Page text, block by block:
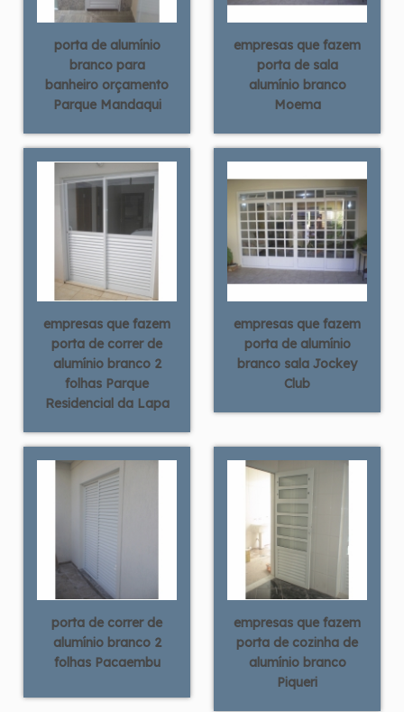
porta de alumínio
branco para
banheiro orçamento
Parque Mandaqui
empresas que fazem
porta de sala
alumínio branco
Moema
empresas que fazem
porta de correr de
alumínio branco 2
folhas Parque
Residencial da Lapa
empresas que fazem
porta de alumínio
branco sala Jockey
Club
porta de correr de
alumínio branco 2
folhas Pacaembu
empresas que fazem
porta de cozinha de
alumínio branco
Piqueri